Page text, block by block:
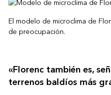
El modelo de microclima de
de preocupación.
«Florenc también es,
terrenos baldíos más